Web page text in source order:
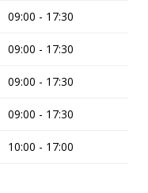
09:00 - 17:30
09:00 - 17:30
09:00 - 17:30
09:00 - 17:30
10:00 - 17:00